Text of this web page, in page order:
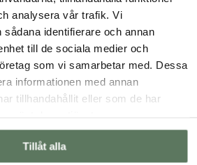
analysera vår trafik. Vi
sådana identifierare och annan
till de sociala medier och
som vi samarbetar med. Dessa
informationen med annan
tillhandahållit eller som de har
Tillåt alla
Byxor Velour